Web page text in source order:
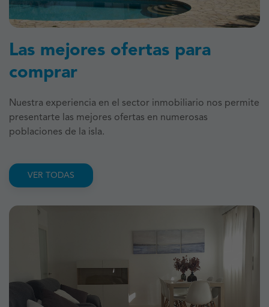
Las mejores ofertas para
comprar
Nuestra experiencia en el sector inmobiliario nos permite
presentarte las mejores ofertas en numerosas
poblaciones de la isla.
VER TODAS